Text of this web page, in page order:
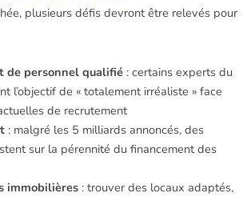
plusieurs défis devront être relevés pour
de personnel qualifié: certains experts du
l’objectif de « totalement irréaliste » face
de recrutement
: malgré les 5 milliards annoncés, des
sur la pérennité du financement des
immobilières: trouver des locaux adaptés,